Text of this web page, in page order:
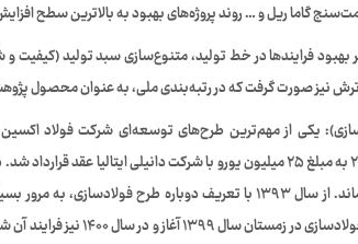
گاما ریل و … روند پروژه‌های بهبود به بالاترین سطح
بهبود فرایندها در خط تولید، متنوع‌سازی سبد تولید (کیفیت
یکی از مهم‌ترین طرح‌های توسعه‌ای شرکت فولاد
فولادسازی در ماه نوامبر سال ۲۰۰۵ به مبلغ ۲۵ میلیون یورو با شرکت
صنعت کشور، پروژه ناتمام باقی ماند. از سال ۱۳۹۳ با تعریف
۱۳۹۹ دریافت شد. مناقصه طرح